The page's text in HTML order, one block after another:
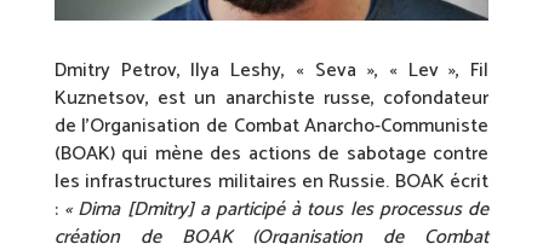
Dmitry Petrov, Ilya Leshy, « Seva », « Lev », Fil
Kuznetsov, est un anarchiste russe, cofondateur
de l’Organisation de Combat Anarcho-Communiste
(BOAK) qui mène des actions de sabotage contre
les infrastructures militaires en Russie. BOAK écrit
: « Dima [Dmitry] a participé à tous les processus de